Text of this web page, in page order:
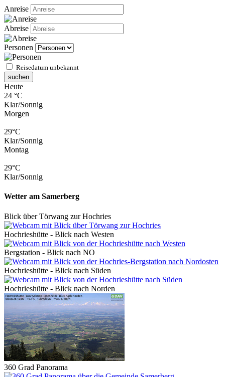
Anreise
Abreise
Personen
Reisedatum unbekannt
suchen
Heute
24 °C
Klar/Sonnig
Morgen
29°C
Klar/Sonnig
Montag
29°C
Klar/Sonnig
Wetter am Samerberg
Blick über Törwang zur Hochries
Hochrieshütte - Blick nach Westen
Bergstation - Blick nach NO
Hochrieshütte - Blick nach Süden
Hochrieshütte - Blick nach Norden
360 Grad Panorama